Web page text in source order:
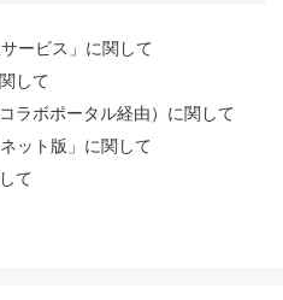
ービス」に関して
して
ラボポータル経由）に関して
ット版」に関して
て